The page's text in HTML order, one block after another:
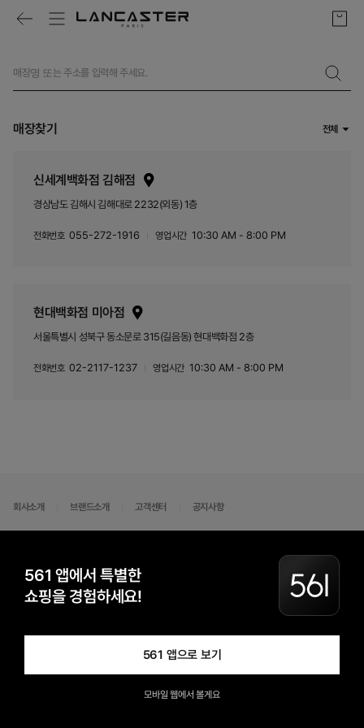
매장찾기 전체
신세계백화점 김해점
경상남도 김해시 김해대로 2232(외동) 1층
전화번호 055-272-1916 영업시간 10:30 AM - 8:00 PM
현대백화점 미아점
서울특별시 성북구 동소문로 315(길음동) 현대백화점 2층
전화번호 02-2117-1237 영업시간 10:30 AM - 8:00 PM
회사소개 브랜드소개 고객센터 공지사항
Copyright ⓒ 561 ALL RIGHTS RESERVED.
561 앱에서 특별한
쇼핑을 경험하세요!
561 앱으로 보기
모바일 웹에서 볼게요